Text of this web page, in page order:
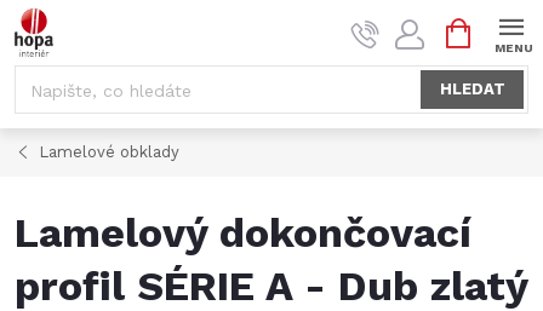
Přejít
na
HLEDAT
NÁKUPNÍ
KOŠÍK
Lamelové obklady
Lamelový dokončovací
profil SÉRIE A - Dub zlatý